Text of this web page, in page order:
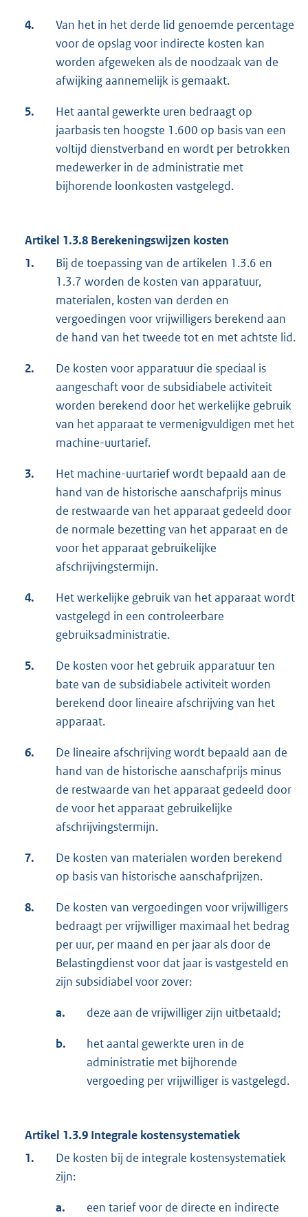
4.
Van het in het derde lid genoemde percentage
voor de opslag voor indirecte kosten kan
worden afgeweken als de noodzaak van de
afwijking aannemelijk is gemaakt.
5.
Het aantal gewerkte uren bedraagt op
jaarbasis ten hoogste 1.600 op basis van een
voltijd dienstverband en wordt per betrokken
medewerker in de administratie met
bijhorende loonkosten vastgelegd.
Artikel 1.3.8 Berekeningswijzen kosten
1.
Bij de toepassing van de artikelen 1.3.6 en
1.3.7 worden de kosten van apparatuur,
materialen, kosten van derden en
vergoedingen voor vrijwilligers berekend aan
de hand van het tweede tot en met achtste lid.
2.
De kosten voor apparatuur die speciaal is
aangeschaft voor de subsidiabele activiteit
worden berekend door het werkelijke gebruik
van het apparaat te vermenigvuldigen met het
machine-uurtarief.
3.
Het machine-uurtarief wordt bepaald aan de
hand van de historische aanschafprijs minus
de restwaarde van het apparaat gedeeld door
de normale bezetting van het apparaat en de
voor het apparaat gebruikelijke
afschrijvingstermijn.
4.
Het werkelijke gebruik van het apparaat wordt
vastgelegd in een controleerbare
gebruiksadministratie.
5.
De kosten voor het gebruik apparatuur ten
bate van de subsidiabele activiteit worden
berekend door lineaire afschrijving van het
apparaat.
6.
De lineaire afschrijving wordt bepaald aan de
hand van de historische aanschafprijs minus
de restwaarde van het apparaat gedeeld door
de voor het apparaat gebruikelijke
afschrijvingstermijn.
7.
De kosten van materialen worden berekend
op basis van historische aanschafprijzen.
8.
De kosten van vergoedingen voor vrijwilligers
bedraagt per vrijwilliger maximaal het bedrag
per uur, per maand en per jaar als door de
Belastingdienst voor dat jaar is vastgesteld en
zijn subsidiabel voor zover:
a. deze aan de vrijwilliger zijn uitbetaald;
b.
het aantal gewerkte uren in de
administratie met bijhorende
vergoeding per vrijwilliger is vastgelegd.
Artikel 1.3.9 Integrale kostensystematiek
1.
De kosten bij de integrale kostensystematiek
zijn:
a.
een tarief voor de directe en indirecte